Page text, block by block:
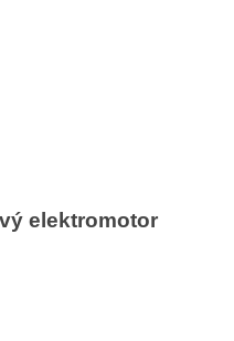
elektromotor